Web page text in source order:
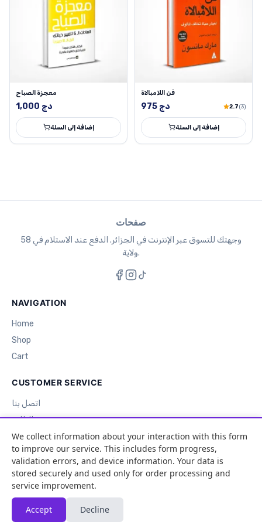
معجزة الصباح
1,000 دج
إضافة إلى السلة
فن اللامبالاة
975 دج 2.7(3)
إضافة إلى السلة
صفحات
وجهتك للتسوق عبر الإنترنت في الجزائر. الدفع عند الاستلام في 58
ولاية.
NAVIGATION
Home
Shop
Cart
CUSTOMER SERVICE
اتصل بنا
تتبع الطلب
CONTACT
05 55 00 00 00
contact@store.dz
الجزائر العاصمة، الجزائر
Home Shop
We collect information about your interaction with this form
to improve our service. This includes form progress,
validation errors, and device information. Your data is
stored securely and used only for order processing and
service improvement.
Accept Decline